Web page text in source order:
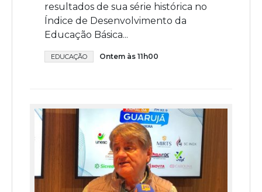
resultados de sua série histórica no
Índice de Desenvolvimento da
Educação Básica...
EDUCAÇÃO Ontem às 11h00